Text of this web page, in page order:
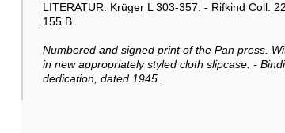
LITERATUR: Krüger L 303-357. - Rifkind Coll.
155.B.
Numbered and signed print of the Pan press.
in new appropriately styled cloth slipcase. -
dedication, dated 1945.